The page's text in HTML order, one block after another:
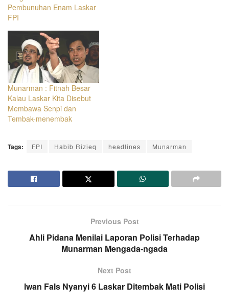
Pembunuhan Enam Laskar
FPI
Munarman : Fitnah Besar
Kalau Laskar Kita Disebut
Membawa Senpi dan
Tembak-menembak
Tags: FPI Habib Rizieq headlines Munarman
Previous Post
Ahli Pidana Menilai Laporan Polisi Terhadap
Munarman Mengada-ngada
Next Post
Iwan Fals Nyanyi 6 Laskar Ditembak Mati Polisi